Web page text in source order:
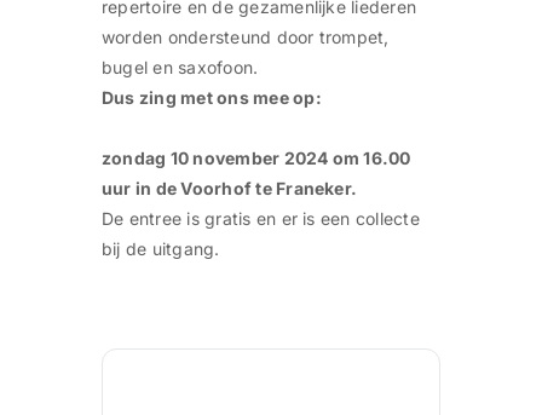
repertoire en de gezamenlijke liederen
worden ondersteund door trompet,
bugel en saxofoon.
Dus zing met ons mee op:
zondag 10 november 2024 om 16.00
uur in de Voorhof te Franeker.
De entree is gratis en er is een collecte
bij de uitgang.